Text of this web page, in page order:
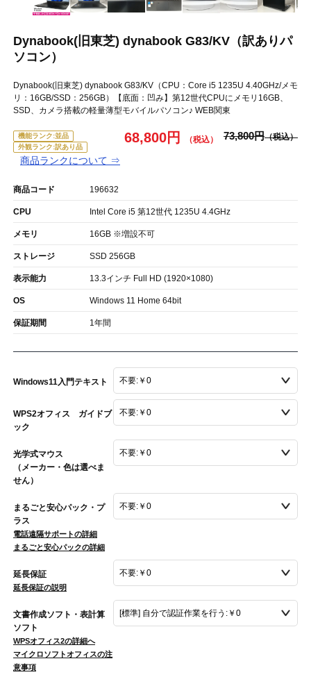
Dynabook(旧東芝) dynabook G83/KV（訳ありパ
ソコン）
Dynabook(旧東芝) dynabook G83/KV（CPU：Core i5 1235U 4.40GHz/メモ
リ：16GB/SSD：256GB）【底面：凹み】第12世代CPUにメモリ16GB、
SSD、カメラ搭載の軽量薄型モバイルパソコン♪ WEB関東
機能ランク:並品
外観ランク:訳あり品
商品ランクについて ⇒
68,800円 73,800円
商品コード 196632
CPU Intel Core i5 第12世代 1235U 4.4GHz
メモリ 16GB ※増設不可
ストレージ SSD 256GB
表示能力 13.3インチ Full HD (1920×1080)
OS Windows 11 Home 64bit
保証期間 1年間
Windows11入門テキスト
WPS2オフィス ガイドブ
ック
光学式マウス
（メーカー・色は選べま
せん）
まるごと安心パック・プ
ラス
電話遠隔サポートの詳細
まるごと安心パックの詳細
延長保証
延長保証の説明
文書作成ソフト・表計算
ソフト
WPSオフィス2の詳細へ
マイクロソフトオフィスの注
意事項